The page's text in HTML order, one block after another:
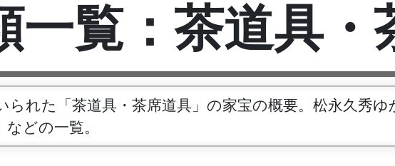
一覧：茶道具・
られた「茶道具・茶席道具」の家宝の概要。松永久秀
どの一覧。